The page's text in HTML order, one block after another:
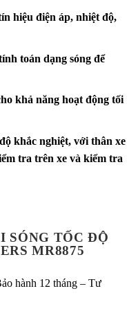
hiệu điện áp, nhiệt độ,
toán dạng sóng để
khả năng hoạt động tối
khắc nghiệt, với thân xe
tra trên xe và kiểm tra
SÓNG TỐC ĐỘ
MR8875
hành 12 tháng – Tư